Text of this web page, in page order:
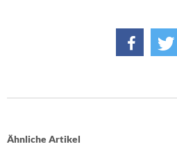
Eurokrise und Griechenland
Weitere Themen
Memo-Gruppe
Ähnliche Artikel